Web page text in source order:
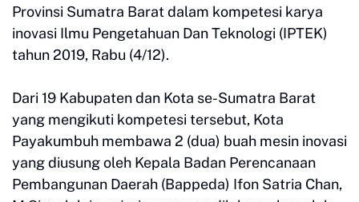
Provinsi Sumatra Barat dalam kompetesi karya
inovasi Ilmu Pengetahuan Dan Teknologi (IPTEK)
tahun 2019, Rabu (4/12).
Dari 19 Kabupaten dan Kota se-Sumatra Barat
yang mengikuti kompetesi tersebut, Kota
Payakumbuh membawa 2 (dua) buah mesin inovasi
yang diusung oleh Kepala Badan Perencanaan
Pembangunan Daerah (Bappeda) Ifon Satria Chan,